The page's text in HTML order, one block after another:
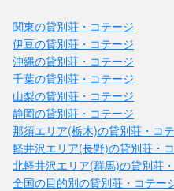
関東の貸別荘・コテージ
伊豆の貸別荘・コテージ
沖縄の貸別荘・コテージ
千葉の貸別荘・コテージ
山梨の貸別荘・コテージ
静岡の貸別荘・コテージ
那須エリア(栃木)の貸別荘・コ
軽井沢エリア(長野)の貸別荘・
北軽井沢エリア(群馬)の貸別荘
全国の目的別の貸別荘・コテー